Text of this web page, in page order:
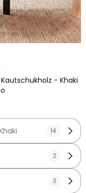
- Khaki
14
2
3